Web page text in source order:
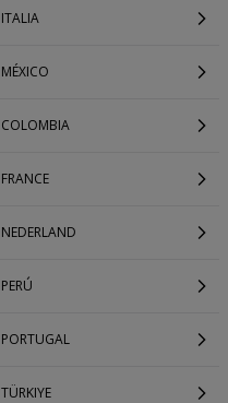
ITALIA
MÉXICO
COLOMBIA
FRANCE
NEDERLAND
PERÚ
PORTUGAL
TÜRKIYE